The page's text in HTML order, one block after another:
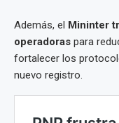
Además, el Mininter
operadoras para
fortalecer los
nuevo registro.